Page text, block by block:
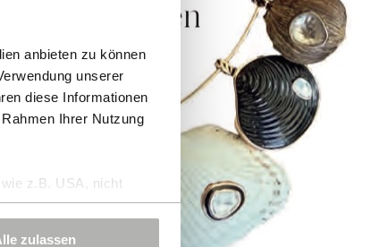
anbieten zu können
unserer
diese Informationen
Ihrer Nutzung
z.B. USA, nicht
zulassen